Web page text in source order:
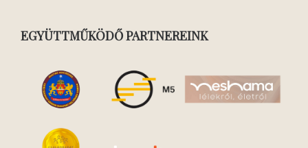
EGYÜTTMŰKÖDŐ PARTNEREINK